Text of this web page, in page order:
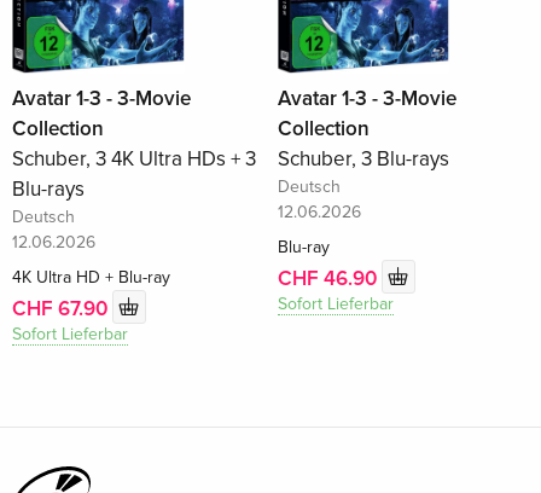
Avatar 1-3 - 3-Movie
Collection
Schuber, 3 4K Ultra HDs + 3
Blu-rays
Deutsch
12.06.2026
4K Ultra HD + Blu-ray
CHF 67.90
Sofort Lieferbar
Avatar 1-3 - 3-Movie
Collection
Schuber, 3 Blu-rays
Deutsch
12.06.2026
Blu-ray
CHF 46.90
Sofort Lieferbar